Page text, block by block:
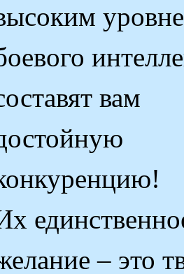
вам
– это